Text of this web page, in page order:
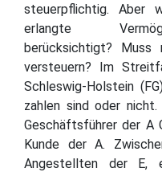
steuerpflichtig. Aber
erlangte
berücksichtigt? Muss
versteuern? Im
Schleswig-Holstein
zahlen sind oder
Geschäftsführer der A
Kunde der A.
Angestellten der E,